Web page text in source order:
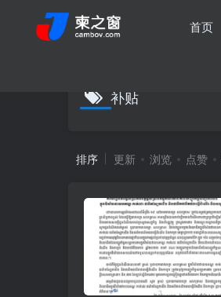
首页
补贴
排序 更新 浏览 点赞